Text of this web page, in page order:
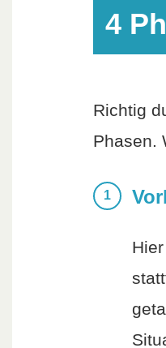
4
Richtig
Phasen.